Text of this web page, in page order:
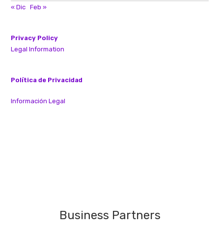
« Dic Feb »
Privacy Policy
Legal Information
Política de Privacidad
Información Legal
Business Partners